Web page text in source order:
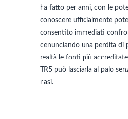
ha fatto per anni, con le
conoscere ufficialmente
consentito immediati
denunciando una perdita di
realtà le fonti più
TR5 può lasciarla al palo
nasi.